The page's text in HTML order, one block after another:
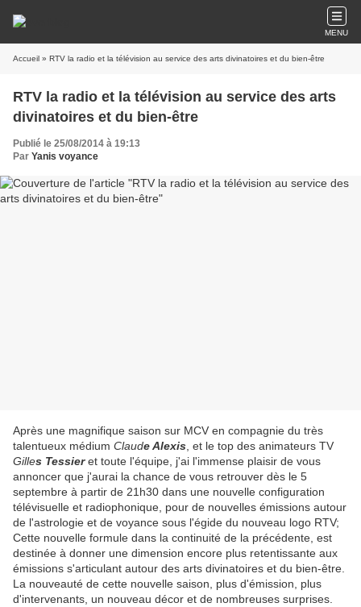
MENU
Accueil » RTV la radio et la télévision au service des arts divinatoires et du bien-être
RTV la radio et la télévision au service des arts
divinatoires et du bien-être
Publié le 25/08/2014 à 19:13
Par Yanis voyance
Après une magnifique saison sur MCV en compagnie du très
talentueux médium Claude Alexis , et le top des animateurs TV
Gilles Tessieret toute l'équipe, j'ai l'immense plaisir de vous
annoncer que j'aurai la chance de vous retrouver dès le 5
septembre à partir de 21h30 dans une nouvelle configuration
télévisuelle et radiophonique, pour de nouvelles émissions autour
de l'astrologie et de voyance sous l'égide du nouveau logo RTV;
Cette nouvelle formule dans la continuité de la précédente, est
destinée à donner une dimension encore plus retentissante aux
émissions s'articulant autour des arts divinatoires et du bien-être.
La nouveauté de cette nouvelle saison, plus d'émission, plus
d'intervenants, un nouveau décor et de nombreuses surprises.